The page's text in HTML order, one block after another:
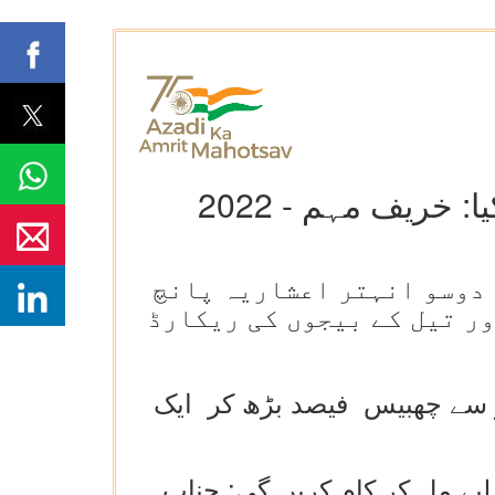
مہم - 2022
، دوسو انہتر اعشاریہ پانچ
تیل کے بیجوں کی ریکارڈ
سے چھبیس فیصد بڑھ کر ایک